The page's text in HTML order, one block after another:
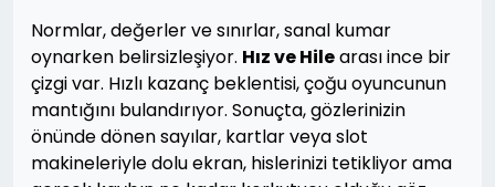
Normlar, değerler ve sınırlar, sanal kumar
oynarken belirsizleşiyor. Hız ve Hilearası ince bir
çizgi var. Hızlı kazanç beklentisi, çoğu oyuncunun
mantığını bulandırıyor. Sonuçta, gözlerinizin
önünde dönen sayılar, kartlar veya slot
makineleriyle dolu ekran, hislerinizi tetikliyor ama